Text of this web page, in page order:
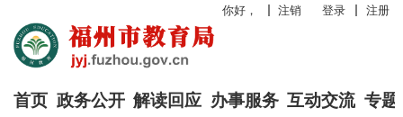
你好， 注销 登录 注册
首页 政务公开 解读回应 办事服务 互动交流 专题